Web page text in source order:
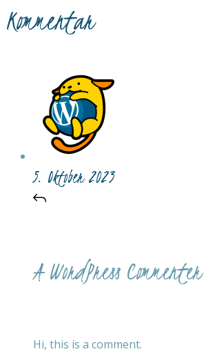
Kommentar
5. Oktober 2023
A WordPress Commenter
Hi, this is a comment.